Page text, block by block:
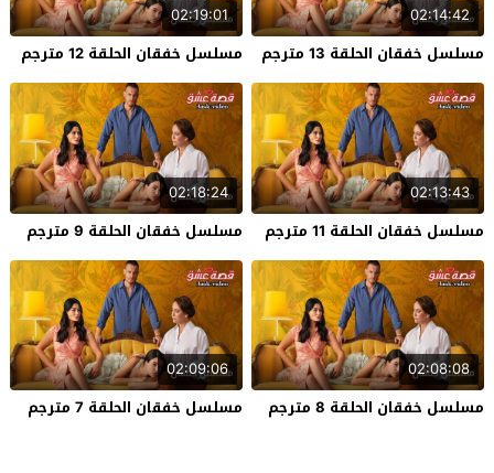
02:14:42
مسلسل خفقان الحلقة 13 مترجم
02:19:01
مسلسل خفقان الحلقة 12 مترجم
02:13:43
مسلسل خفقان الحلقة 11 مترجم
02:18:24
مسلسل خفقان الحلقة 9 مترجم
02:08:08
مسلسل خفقان الحلقة 8 مترجم
02:09:06
مسلسل خفقان الحلقة 7 مترجم